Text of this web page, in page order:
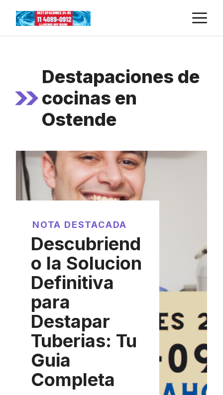
content
Destapaciones de
cocinas en
Ostende
NOTA DESTACADA
Descubriend
o la Solucion
Definitiva
para
Destapar
Tuberias: Tu
Guia
Completa